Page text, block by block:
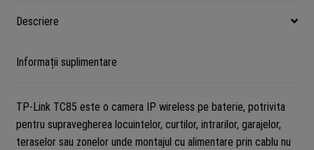
fixa
microfon
baterie
10000mAh,
fara
Descriere
Informații suplimentare
TP-Link TC85 este o camera IP wireless pe baterie, potrivita
pentru supravegherea locuintelor, curtilor, intrarilor, garajelor,
teraselor sau zonelor unde montajul cu alimentare prin cablu nu